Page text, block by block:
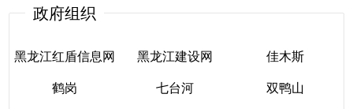
黑龙江****网
龙江风采
政府组织
黑龙江红盾信息网
黑龙江红盾信息网
黑龙江建设网
黑龙江建设网
佳木斯
佳木斯
鹤岗
七台河
双鸭山